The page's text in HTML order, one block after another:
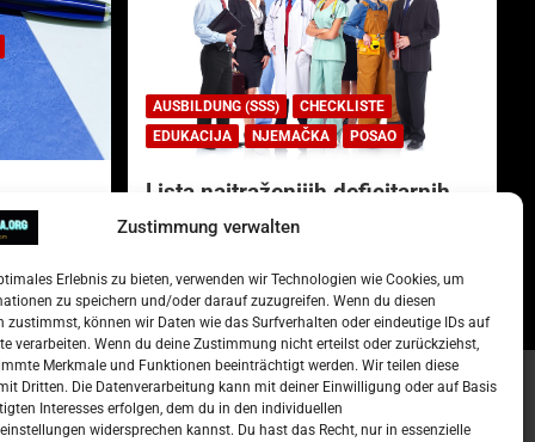
Zustimmung verwalten
Erlebnis zu bieten, verwenden wir Technologien wie Cookies, um
zu speichern und/oder darauf zuzugreifen. Wenn du diesen
zustimmst, können wir Daten wie das Surfverhalten oder eindeutige IDs auf
verarbeiten. Wenn du deine Zustimmung nicht erteilst oder zurückziehst,
Merkmale und Funktionen beeinträchtigt werden. Wir teilen diese
Dritten. Die Datenverarbeitung kann mit deiner Einwilligung oder auf Basis
Interesses erfolgen, dem du in den individuellen
widersprechen kannst. Du hast das Recht, nur in essenzielle
AUSBILDUNG (SSS)
CHECKLISTE
EDUKACIJA
NJEMAČKA POSAO
Lista najtraženijih deficitarnih
zanimanja u Njemačkoj.
–
Kalendar